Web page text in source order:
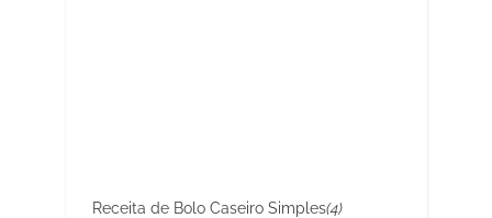
Receita de Bolo Caseiro Simples(4)